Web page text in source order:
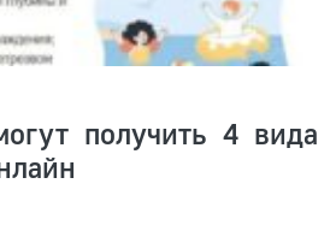
получить 4 вида